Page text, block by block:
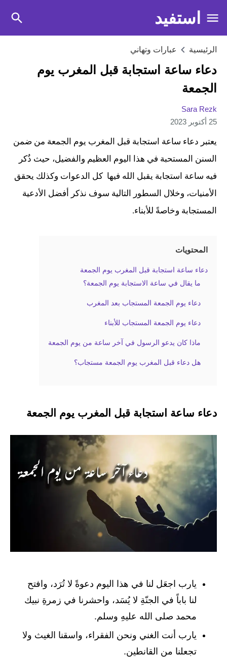
استفيد
الرئيسية عبارات وتهاني
دعاء ساعة استجابة قبل المغرب يوم
الجمعة
Sara Rezk
25 أكتوبر 2023
يعتبر دعاء ساعة استجابة قبل المغرب يوم الجمعة من ضمن
السنن المستحبة في هذا اليوم العظيم والفضيل، حيث ذُكر
فيه ساعة استجابة يقبل الله فيها كل الدعوات وكذلك يحقق
الأمنيات، وخلال السطور التالية سوف نذكر أفضل الأدعية
المستجابة وخاصةً للأبناء.
المحتويات
دعاء ساعة استجابة قبل المغرب يوم الجمعة
ما يقال في ساعة الاستجابة يوم الجمعة؟
دعاء يوم الجمعة المستجاب بعد المغرب
دعاء يوم الجمعة المستجاب للأبناء
ماذا كان يدعو الرسول في آخر ساعة من يوم الجمعة
هل دعاء قبل المغرب يوم الجمعة مستجاب؟
دعاء ساعة استجابة قبل المغرب يوم الجمعة
يارب اجعَل لنا في هذا اليوم دعوةً لا‌ تُرَد، وافتح
لنا باباً في الجنّةِ لا‌ يُسَد، واحشرنا في زمرةِ نبيك
محمد صلى الله عليهِ وسلم.
يارب أنت الغني ونحن الفقراء، واسقنا الغيث ولا
تجعلنا من القانطين.